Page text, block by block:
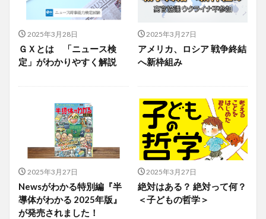
2025年3月28日
ＧＸとは 「ニュース検
定」がわかりやすく解説
2025年3月27日
アメリカ、ロシア 戦争終結
へ新枠組み
2025年3月27日
Newsがわかる特別編『半
導体がわかる 2025年版』
が発売されました！
2025年3月27日
絶対はある？ 絶対って何？
＜子どもの哲学＞